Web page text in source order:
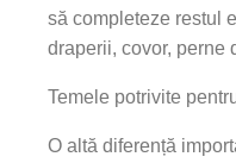
să completeze restul
draperii, covor, perne
Temele potrivite
O altă diferență